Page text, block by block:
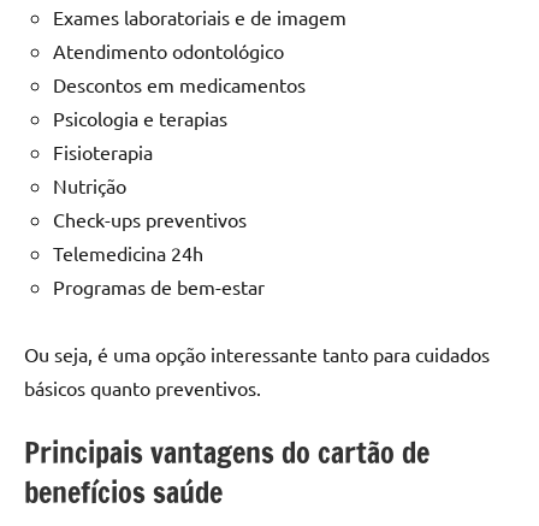
Exames laboratoriais e de imagem
Atendimento odontológico
Descontos em medicamentos
Psicologia e terapias
Fisioterapia
Nutrição
Check-ups preventivos
Telemedicina 24h
Programas de bem-estar
Ou seja, é uma opção interessante tanto para cuidados
básicos quanto preventivos.
Principais vantagens do cartão de
benefícios saúde